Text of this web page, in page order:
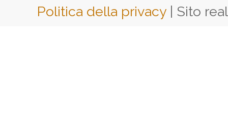
Politica della privacy | Sito